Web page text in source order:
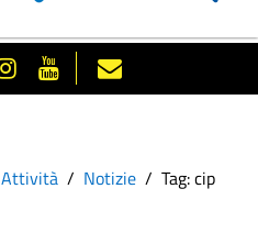
Attività Notizie
Tag: cip